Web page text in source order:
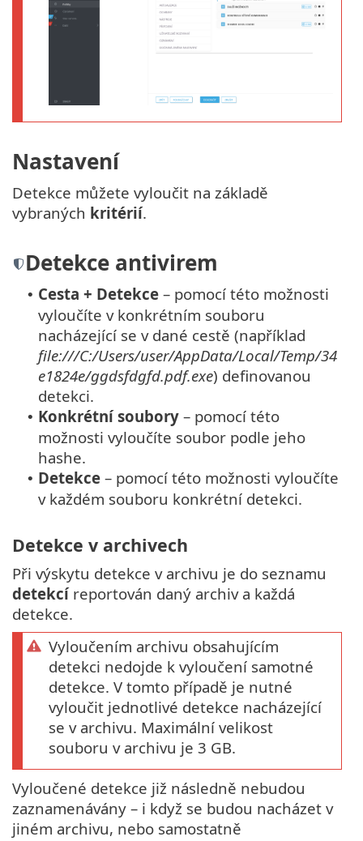
Nastavení
Detekce můžete vyloučit na základě
vybraných kritérií.
Detekce antivirem
• Cesta + Detekce – pomocí této možnosti
vyloučíte v konkrétním souboru
nacházející se v dané cestě (například
file:///C:/Users/user/AppData/Local/Temp/34
e1824e/ggdsfdgfd.pdf.exe) definovanou
detekci.
• Konkrétní soubory – pomocí této
možnosti vyloučíte soubor podle jeho
hashe.
• Detekce – pomocí této možnosti vyloučíte
v každém souboru konkrétní detekci.
Detekce v archivech
Při výskytu detekce v archivu je do seznamu
detekcíreportován daný archiv a každá
detekce.
Vyloučením archivu obsahujícím
detekci nedojde k vyloučení samotné
detekce. V tomto případě je nutné
vyloučit jednotlivé detekce nacházející
se v archivu. Maximální velikost
souboru v archivu je 3 GB.
Vyloučené detekce již následně nebudou
zaznamenávány – i když se budou nacházet v
jiném archivu, nebo samostatně